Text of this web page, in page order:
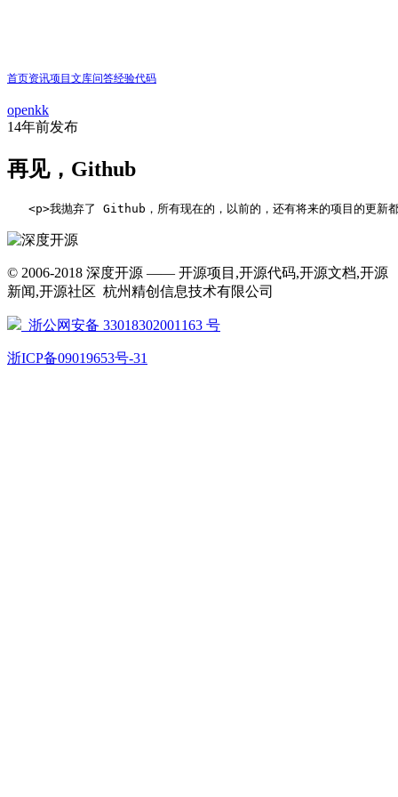
首页资讯项目文库问答经验代码
openkk
14年前发布
再见，Github
<p>我抛弃了 Github，所有现在的，以前的，还有将来的项目的更
© 2006-2018 深度开源 —— 开源项目,开源代码,开源文档,开源
新闻,开源社区 杭州精创信息技术有限公司
浙公网安备 33018302001163 号
浙ICP备09019653号-31